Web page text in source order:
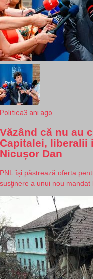
Politica3 ani ago
Văzând că nu au
Capitalei, liberalii
Nicușor Dan
PNL îşi păstrează oferta
susţinere a unui nou mandat